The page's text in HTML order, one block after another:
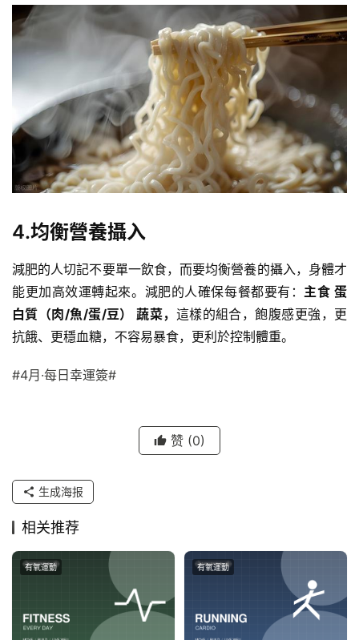
4.均衡營養攝入
減肥的人切記不要單一飲食，而要均衡營養的攝入，身體才
能更加高效運轉起來。減肥的人確保每餐都要有： 主食 蛋
白質（肉/魚/蛋/豆） 蔬菜， 這樣的組合，飽腹感更強，更
抗餓、更穩血糖，不容易暴食，更利於控制體重。
#4月·每日幸運簽#
赞 (0)
生成海报
相关推荐
有氧運動 有氧運動